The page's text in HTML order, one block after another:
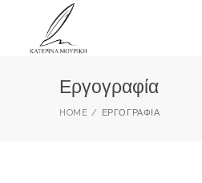
Εργογραφία
HOME ΕΡΓΟΓΡΑΦΊΑ